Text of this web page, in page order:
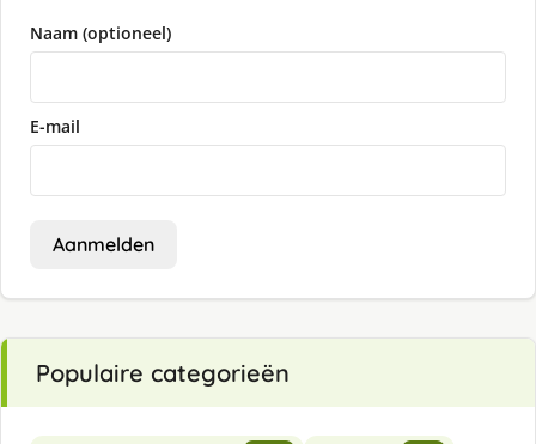
Naam (optioneel)
E-mail
Aanmelden
Populaire categorieën